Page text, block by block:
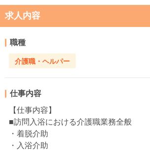
求人内容
職種
介護職・ヘルパー
仕事内容
【仕事内容】
■訪問入浴における介護職業務全般
・着脱介助
・入浴介助